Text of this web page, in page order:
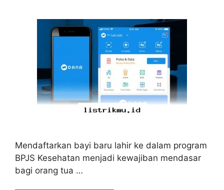
Mendaftarkan bayi baru lahir ke dalam program
BPJS Kesehatan menjadi kewajiban mendasar
bagi orang tua …